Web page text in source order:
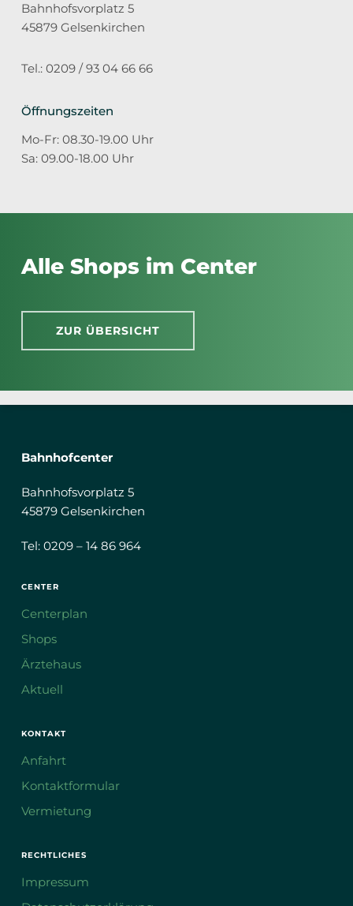
Bahnhofsvorplatz 5
45879 Gelsenkirchen
Tel.: 0209 / 93 04 66 66
Öffnungszeiten
Mo-Fr: 08.30-19.00 Uhr
Sa: 09.00-18.00 Uhr
Alle Shops im Center
ZUR ÜBERSICHT
Bahnhofcenter
Bahnhofsvorplatz 5
45879 Gelsenkirchen
Tel: 0209 – 14 86 964
CENTER
Centerplan
Shops
Ärztehaus
Aktuell
KONTAKT
Anfahrt
Kontaktformular
Vermietung
RECHTLICHES
Impressum